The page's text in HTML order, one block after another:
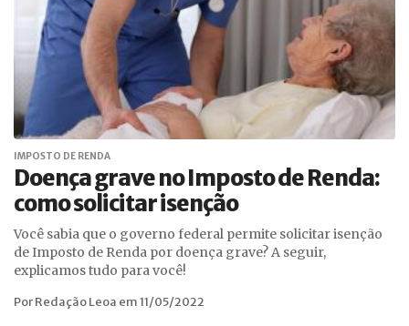
IMPOSTO DE RENDA
Doença grave no Imposto de Renda:
como solicitar isenção
Você sabia que o governo federal permite solicitar isenção
de Imposto de Renda por doença grave? A seguir,
explicamos tudo para você!
Por Redação Leoa em 11/05/2022